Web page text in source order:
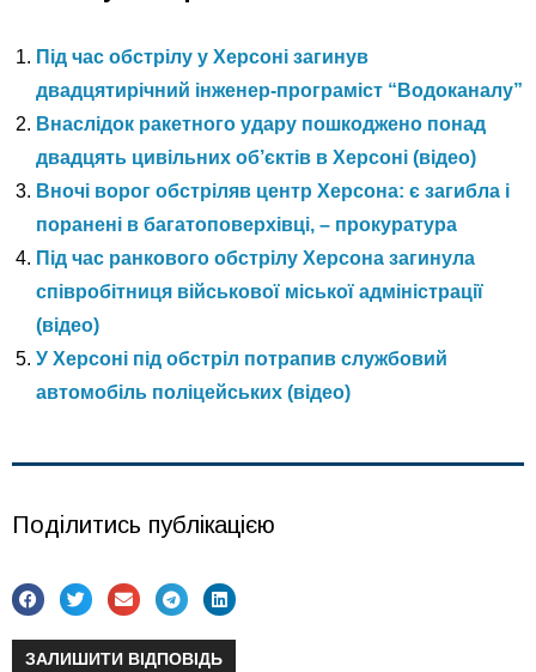
Під час обстрілу у Херсоні загинув
двадцятирічний інженер-програміст “Водоканалу”
Внаслідок ракетного удару пошкоджено понад
двадцять цивільних об’єктів в Херсоні (відео)
Вночі ворог обстріляв центр Херсона: є загибла і
поранені в багатоповерхівці, – прокуратура
Під час ранкового обстрілу Херсона загинула
співробітниця військової міської адміністрації
(відео)
У Херсоні під обстріл потрапив службовий
автомобіль поліцейських (відео)
Поділитись публікацією
ЗАЛИШИТИ ВІДПОВІДЬ